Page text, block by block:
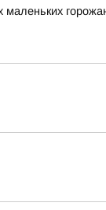
маленьких